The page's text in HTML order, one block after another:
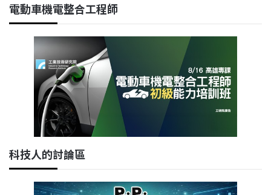
電動車機電整合工程師
科技人的討論區